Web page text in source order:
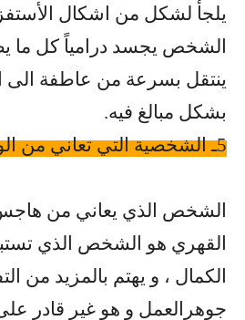
يلجأ لشكل من اشكال
الشخص يجسد درامياً كل ما
ينتقل بسرعة من عاطفة الى
بشكل مبالغ فيه.
5ـ الشخصية التي تعاني من
الشخص الذي يعاني من
القهري هو الشخص الذي
الكمال ، و يهتم بالمزيد
جوهرالعمل و هو غير قادر